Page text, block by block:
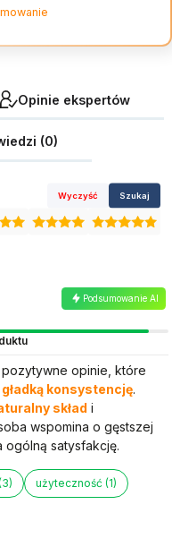
Opinie ekspertów
(0)
Wyczyść Szukaj
Podsumowanie AI
opinie, które
gładką konsystencję.
skład i
wspomina o gęstszej
ogólną satysfakcję.
użyteczność (1)